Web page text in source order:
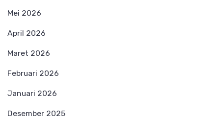
Mei 2026
April 2026
Maret 2026
Februari 2026
Januari 2026
Desember 2025